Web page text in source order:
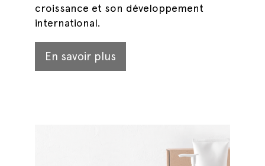
croissance et son développement
international.
En savoir plus